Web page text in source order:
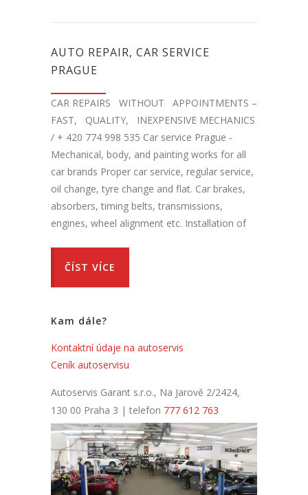
AUTO REPAIR, CAR SERVICE
PRAGUE
CAR REPAIRS WITHOUT APPOINTMENTS –
FAST, QUALITY, INEXPENSIVE MECHANICS
/ + 420 774 998 535 Car service Prague -
Mechanical, body, and painting works for all
car brands Proper car service, regular service,
oil change, tyre change and flat. Car brakes,
absorbers, timing belts, transmissions,
engines, wheel alignment etc. Installation of
ČÍST VÍCE
Kam dále?
Kontaktní údaje na autoservis
Ceník autoservisu
Autoservis Garant s.r.o., Na Jarově 2/2424,
130 00 Praha 3 | telefon 777 612 763